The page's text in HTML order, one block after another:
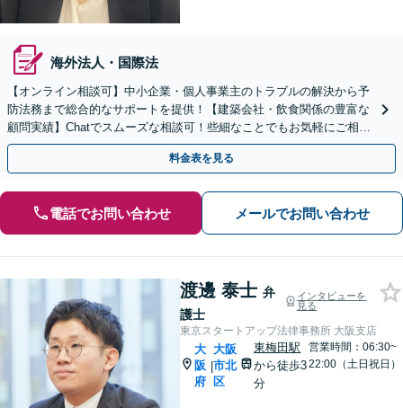
海外法人・国際法
【オンライン相談可】中小企業・個人事業主のトラブルの解決から予
防法務まで総合的なサポートを提供！【建築会社・飲食関係の豊富な
顧問実績】Chatでスムーズな相談可！些細なことでもお気軽にご相談
ください【天神橋筋六丁目駅1分】【夜間・休日面談】
料金表を見る
電話でお問い合わせ メールでお問い合わせ
渡邊 泰士 弁
護士
インタビューを
見る
東京スタートアップ法律事務所 大阪支店
大
阪
府
|
大阪
市北
区
東梅田駅
から徒歩3
分
営業時間：06:30~
22:00（土日祝日）